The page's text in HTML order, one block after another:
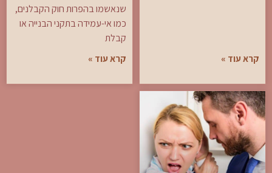
קרא עוד »
שנאשמו בהפרות חוק הקבלנים,
כמו אי-עמידה בתקני הבנייה או
קבלת
קרא עוד »